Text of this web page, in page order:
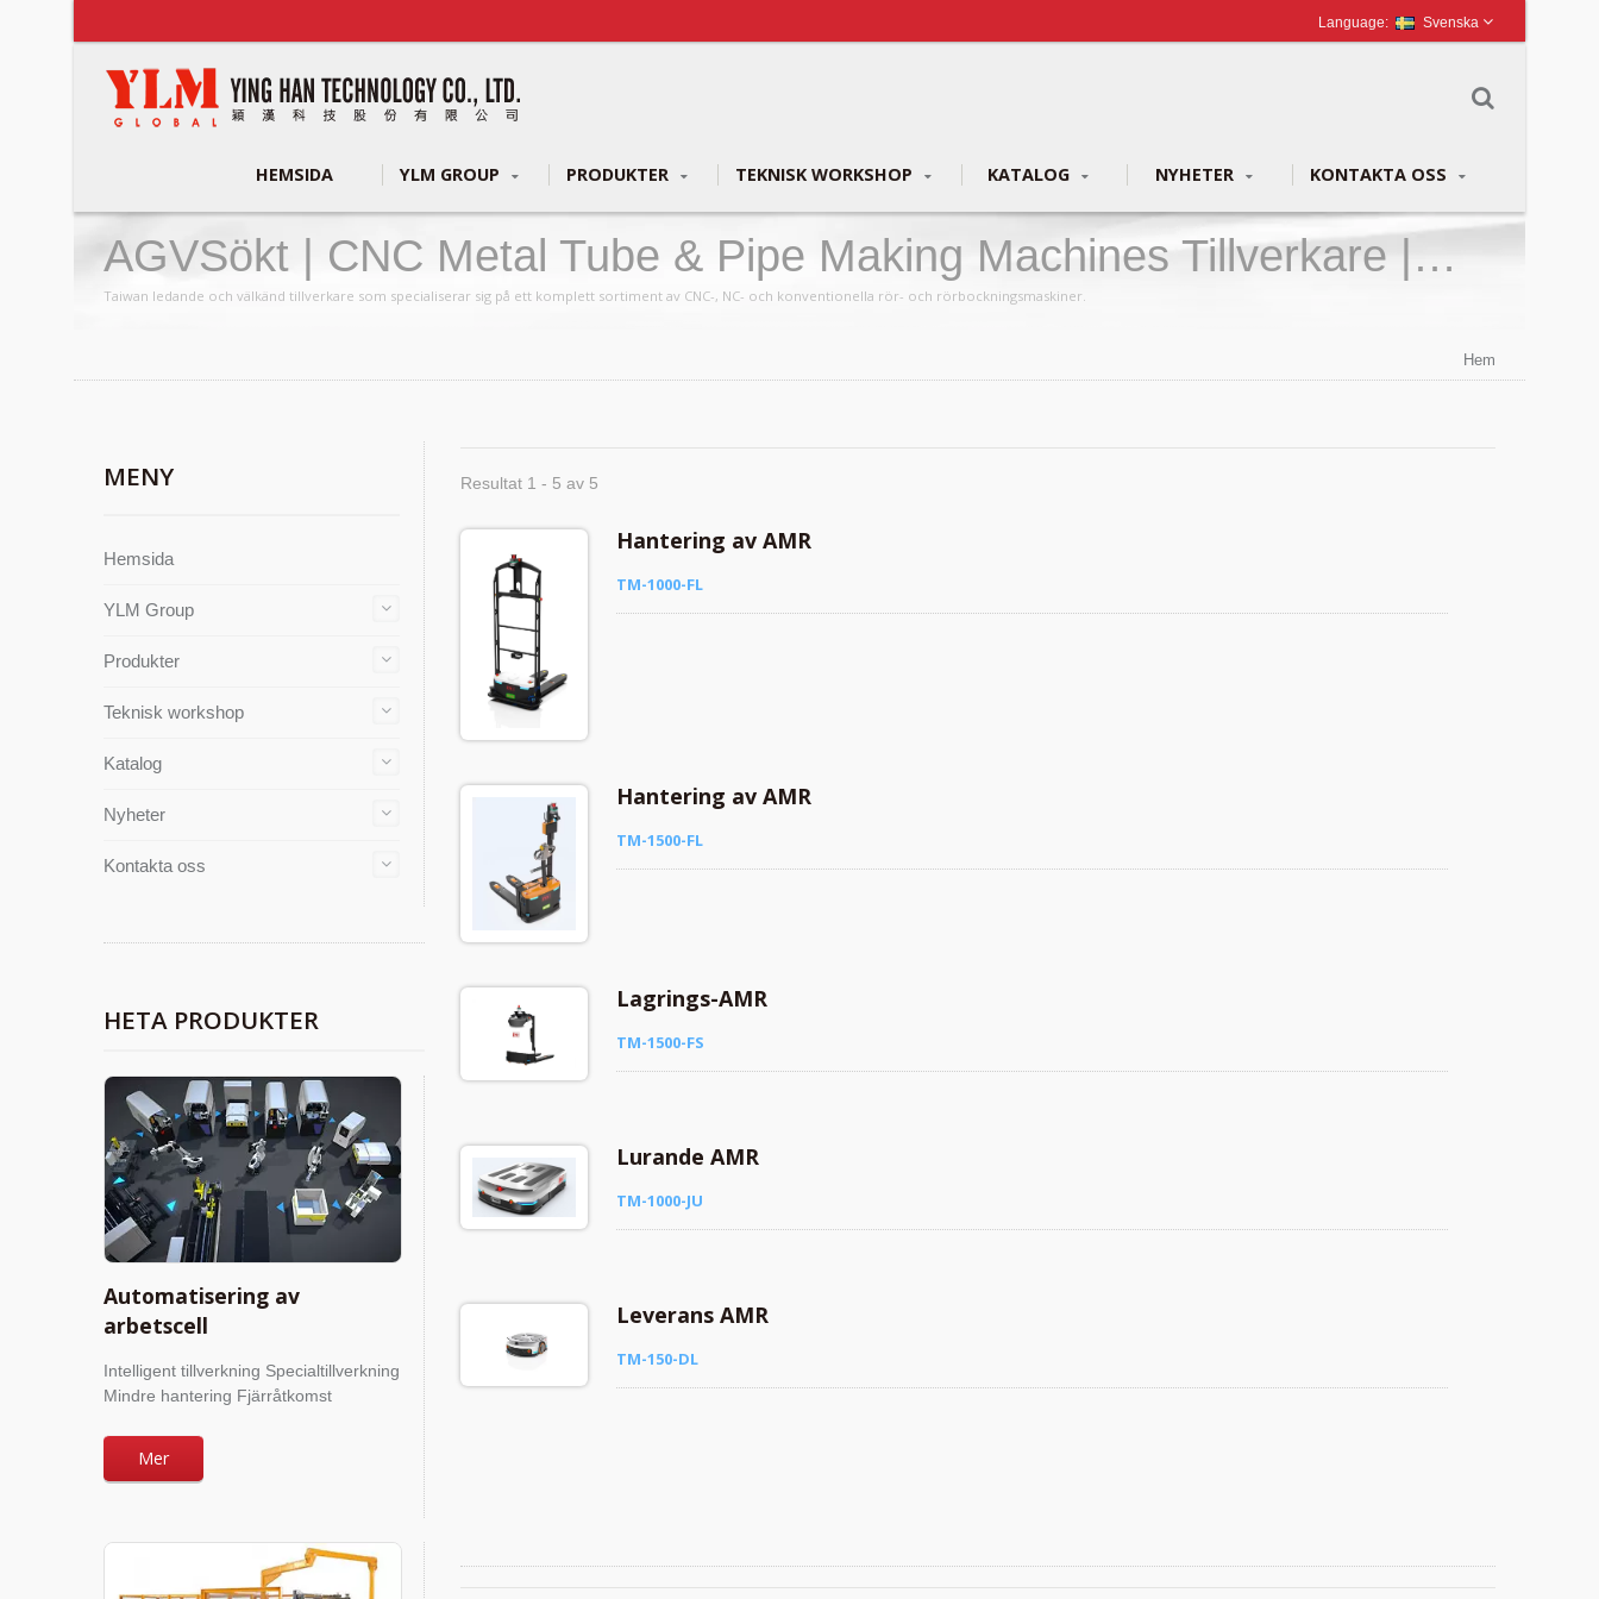
Svenska
HEMSIDA YLM GROUP PRODUKTER TEKNISK WORKSHOP KATALOG NYHETER KONTAKTA OSS
AGVSökt | CNC Metal Tube & Pipe Making Machines Tillverkare |
YLM Group
Taiwan ledande och välkänd tillverkare som specialiserar sig på ett komplett sortiment av CNC-, NC- och konventionella rör- och rörbockningsmaskiner.
Hem
MENY
Hemsida
YLM Group
Produkter
Teknisk workshop
Katalog
Nyheter
Kontakta oss
HETA PRODUKTER
Automatisering av
arbetscell
Intelligent tillverkning Specialtillverkning
Mindre hantering Fjärråtkomst
Mer
Resultat 1 - 5 av 5
Hantering av AMR
TM-1000-FL
Hantering av AMR
TM-1500-FL
Lagrings-AMR
TM-1500-FS
Lurande AMR
TM-1000-JU
Leverans AMR
TM-150-DL